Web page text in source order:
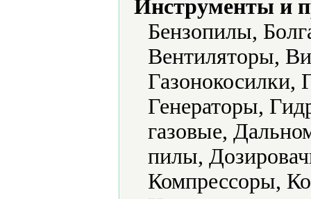
Инструменты и
Бензопилы,
Вентиляторы,
Газонокосилки,
Генераторы,
газовые,
пилы,
Компрессоры,